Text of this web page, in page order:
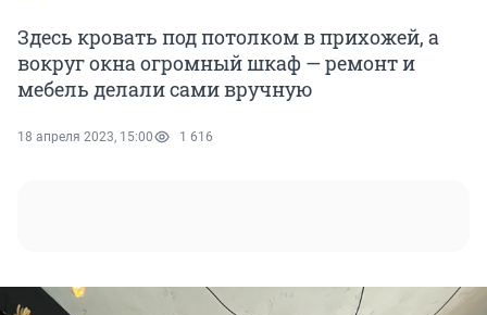
Здесь кровать под потолком в прихожей, а
вокруг окна огромный шкаф — ремонт и
мебель делали сами вручную
18 апреля 2023, 15:00 1 616